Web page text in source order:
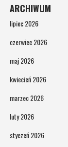
ARCHIWUM
lipiec 2026
czerwiec 2026
maj 2026
kwiecień 2026
marzec 2026
luty 2026
styczeń 2026